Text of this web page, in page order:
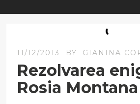
11/12/2013 BY GIANINA
Rezolvarea
Rosia Montana